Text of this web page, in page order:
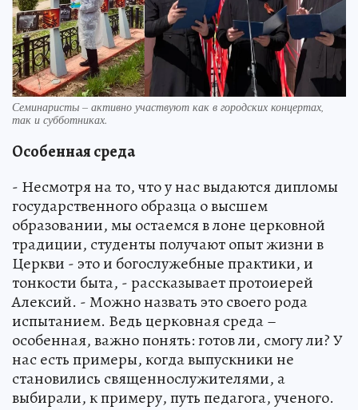
Семинаристы – активно участвуют как в городских концертах,
так и субботниках.
Особенная среда
- Несмотря на то, что у нас выдаются дипломы
государственного образца о высшем
образовании, мы остаемся в лоне церковной
традиции, студенты получают опыт жизни в
Церкви - это и богослужебные практики, и
тонкости быта, - рассказывает протоиерей
Алексий. - Можно назвать это своего рода
испытанием. Ведь церковная среда –
особенная, важно понять: готов ли, смогу ли? У
нас есть примеры, когда выпускники не
становились священнослужителями, а
выбирали, к примеру, путь педагога, ученого.